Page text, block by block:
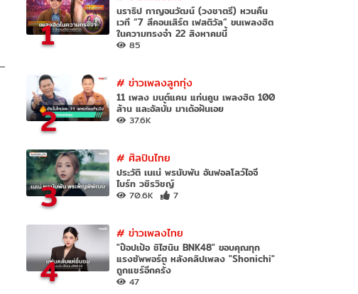
1
นราธิป กาญจนวัฒน์ (วงชาตรี) หวนคืน
เวที “7 สีคอนเสิร์ต เฟสติวัล” ขนเพลงฮิต
ในความทรงจำ 22 สิงหาคมนี้
85
2
# ข่าวเพลงลูกทุ่ง
11 เพลง มนต์แคน แก่นคูน เพลงฮิต 100
ล้าน และอัลบั้ม มาเด้อฝันเอย
37.6K
3
# ศิลปินไทย
ประวัติ เนเน่ พรนับพัน อันฟอลโลว์ไอจี
ไบร์ท วชิรวิชญ์
70.6K 7
4
# ข่าวเพลงไทย
"ป๊อปเป้อ ชิไฮนิน BNK48" ขอบคุณทุก
แรงซัพพอร์ต หลังคลิปเพลง "Shonichi"
ถูกแชร์อีกครั้ง
47